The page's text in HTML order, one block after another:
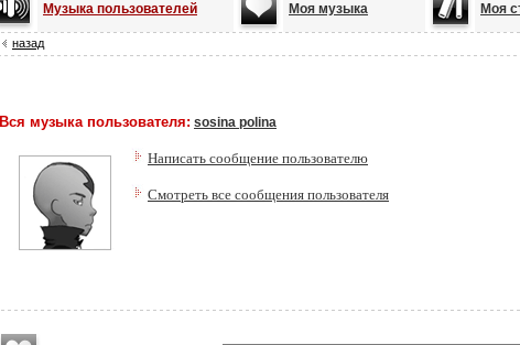
Музыка пользователей Моя музыка Моя
назад
Вся музыка пользователя: sosina polina
Написать сообщение пользователю
Смотреть все сообщения пользователя